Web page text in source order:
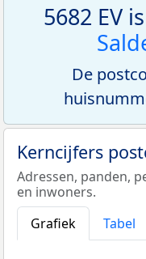
5682 EV
De
Kerncijfers
Adressen, panden,
en inwoners.
Grafiek
Tabel